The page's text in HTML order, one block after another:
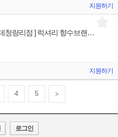
지원하기
[ Miu Miu, 미우미우 ] [ (전직급)/ 롯데청량리점 ] 럭셔리 향수브랜드 제품디스플레이 매장판매사원
지원하기
4 5 >
로그인